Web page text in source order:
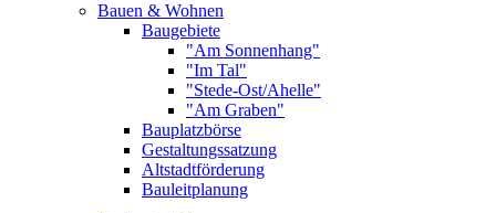
Bauen & Wohnen
Baugebiete
"Am Sonnenhang"
"Im Tal"
"Stede-Ost/Ahelle"
"Am Graben"
Bauplatzbörse
Gestaltungssatzung
Altstadtförderung
Bauleitplanung